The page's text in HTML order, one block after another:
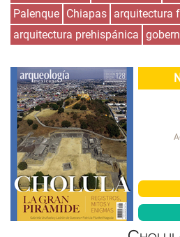
Palenque Chiapas arquitectura
arquitectura prehispánica